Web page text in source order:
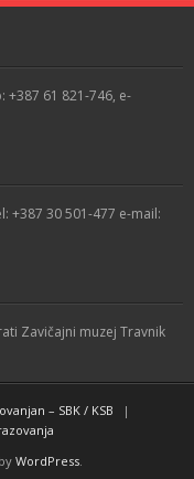
+387 61 821-746, e-
+387 30 501-477 e-mail:
Zavičajni muzej Travnik
– SBK / KSB
WordPress.